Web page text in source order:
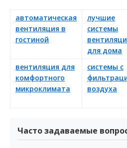
автоматическая
вентиляция в
гостиной
лучшие
системы
для дома
вентиляция для
комфортного
микроклимата
системы с
воздуха
Часто задаваемые